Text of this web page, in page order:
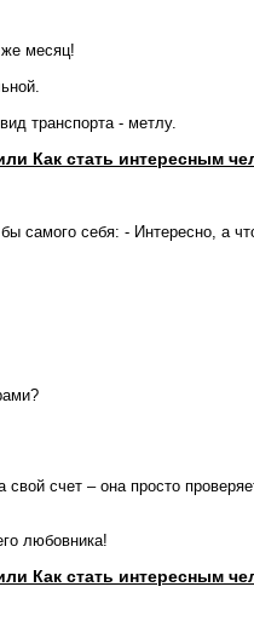
месяц!
транспорта - метлу.
Как стать интересным
самого себя: - Интересно, а
счет – она просто
любовника!
Как стать интересным